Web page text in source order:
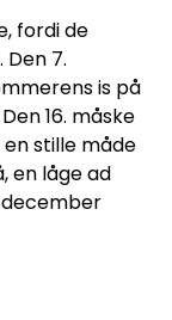
fordi de
7.
is på
16. måske
stille måde
en låge ad